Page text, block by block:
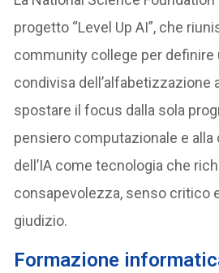
progetto “Level Up AI”, che
community college per definire
condivisa dell’alfabetizzazione
spostare il focus dalla sola
pensiero computazionale e
dell’IA come tecnologia che
consapevolezza, senso critico
giudizio.
Formazione